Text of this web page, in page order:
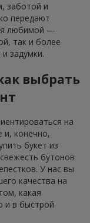
заботой и
передают
любимой —
так и более
задумки.
выбрать
на
и, конечно,
букет из
бутонов
У нас вы
качества на
какая
и в быстрой